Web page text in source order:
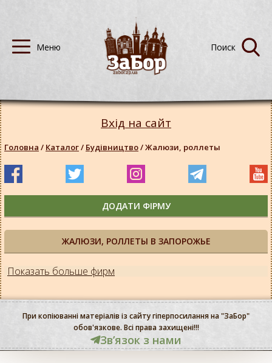
ЖАЛЮЗИ, РОЛЛЕТЫ В ЗАПОРОЖЬЕ
Показать больше фирм
Вхід на сайт
Головна / Каталог/ Будівництво/Жалюзи, роллеты
ДОДАТИ ФІРМУ
При копіюванні матеріалів із сайту гіперпосилання на "ЗаБор"
обов'язкове. Всі права захищені!!!
Звʼязок з нами